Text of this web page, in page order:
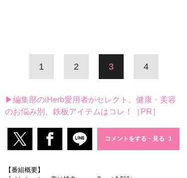
1 2 3 4
▶編集部のiHerb愛用者がセレクト。健康・美容
のお悩み別、鉄板アイテムはコレ！［PR］
コメントをする・見る
【番組概要】